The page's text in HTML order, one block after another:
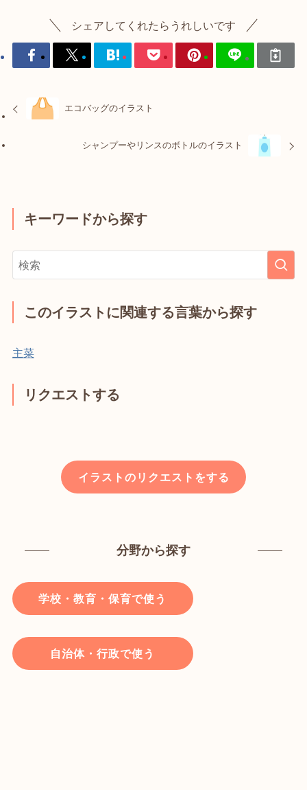
シェアしてくれたらうれしいです
エコバッグのイラスト
シャンプーやリンスのボトルのイラスト
キーワードから探す
このイラストに関連する言葉から探す
主菜
リクエストする
イラストのリクエストをする
分野から探す
学校・教育・保育で使う
自治体・行政で使う